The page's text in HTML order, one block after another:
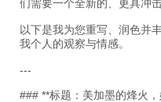
们需要一个全新的、更具冲
以下是我为您重写、润色并
我个人的观察与情感。
---
### **标题：美加墨的烽火